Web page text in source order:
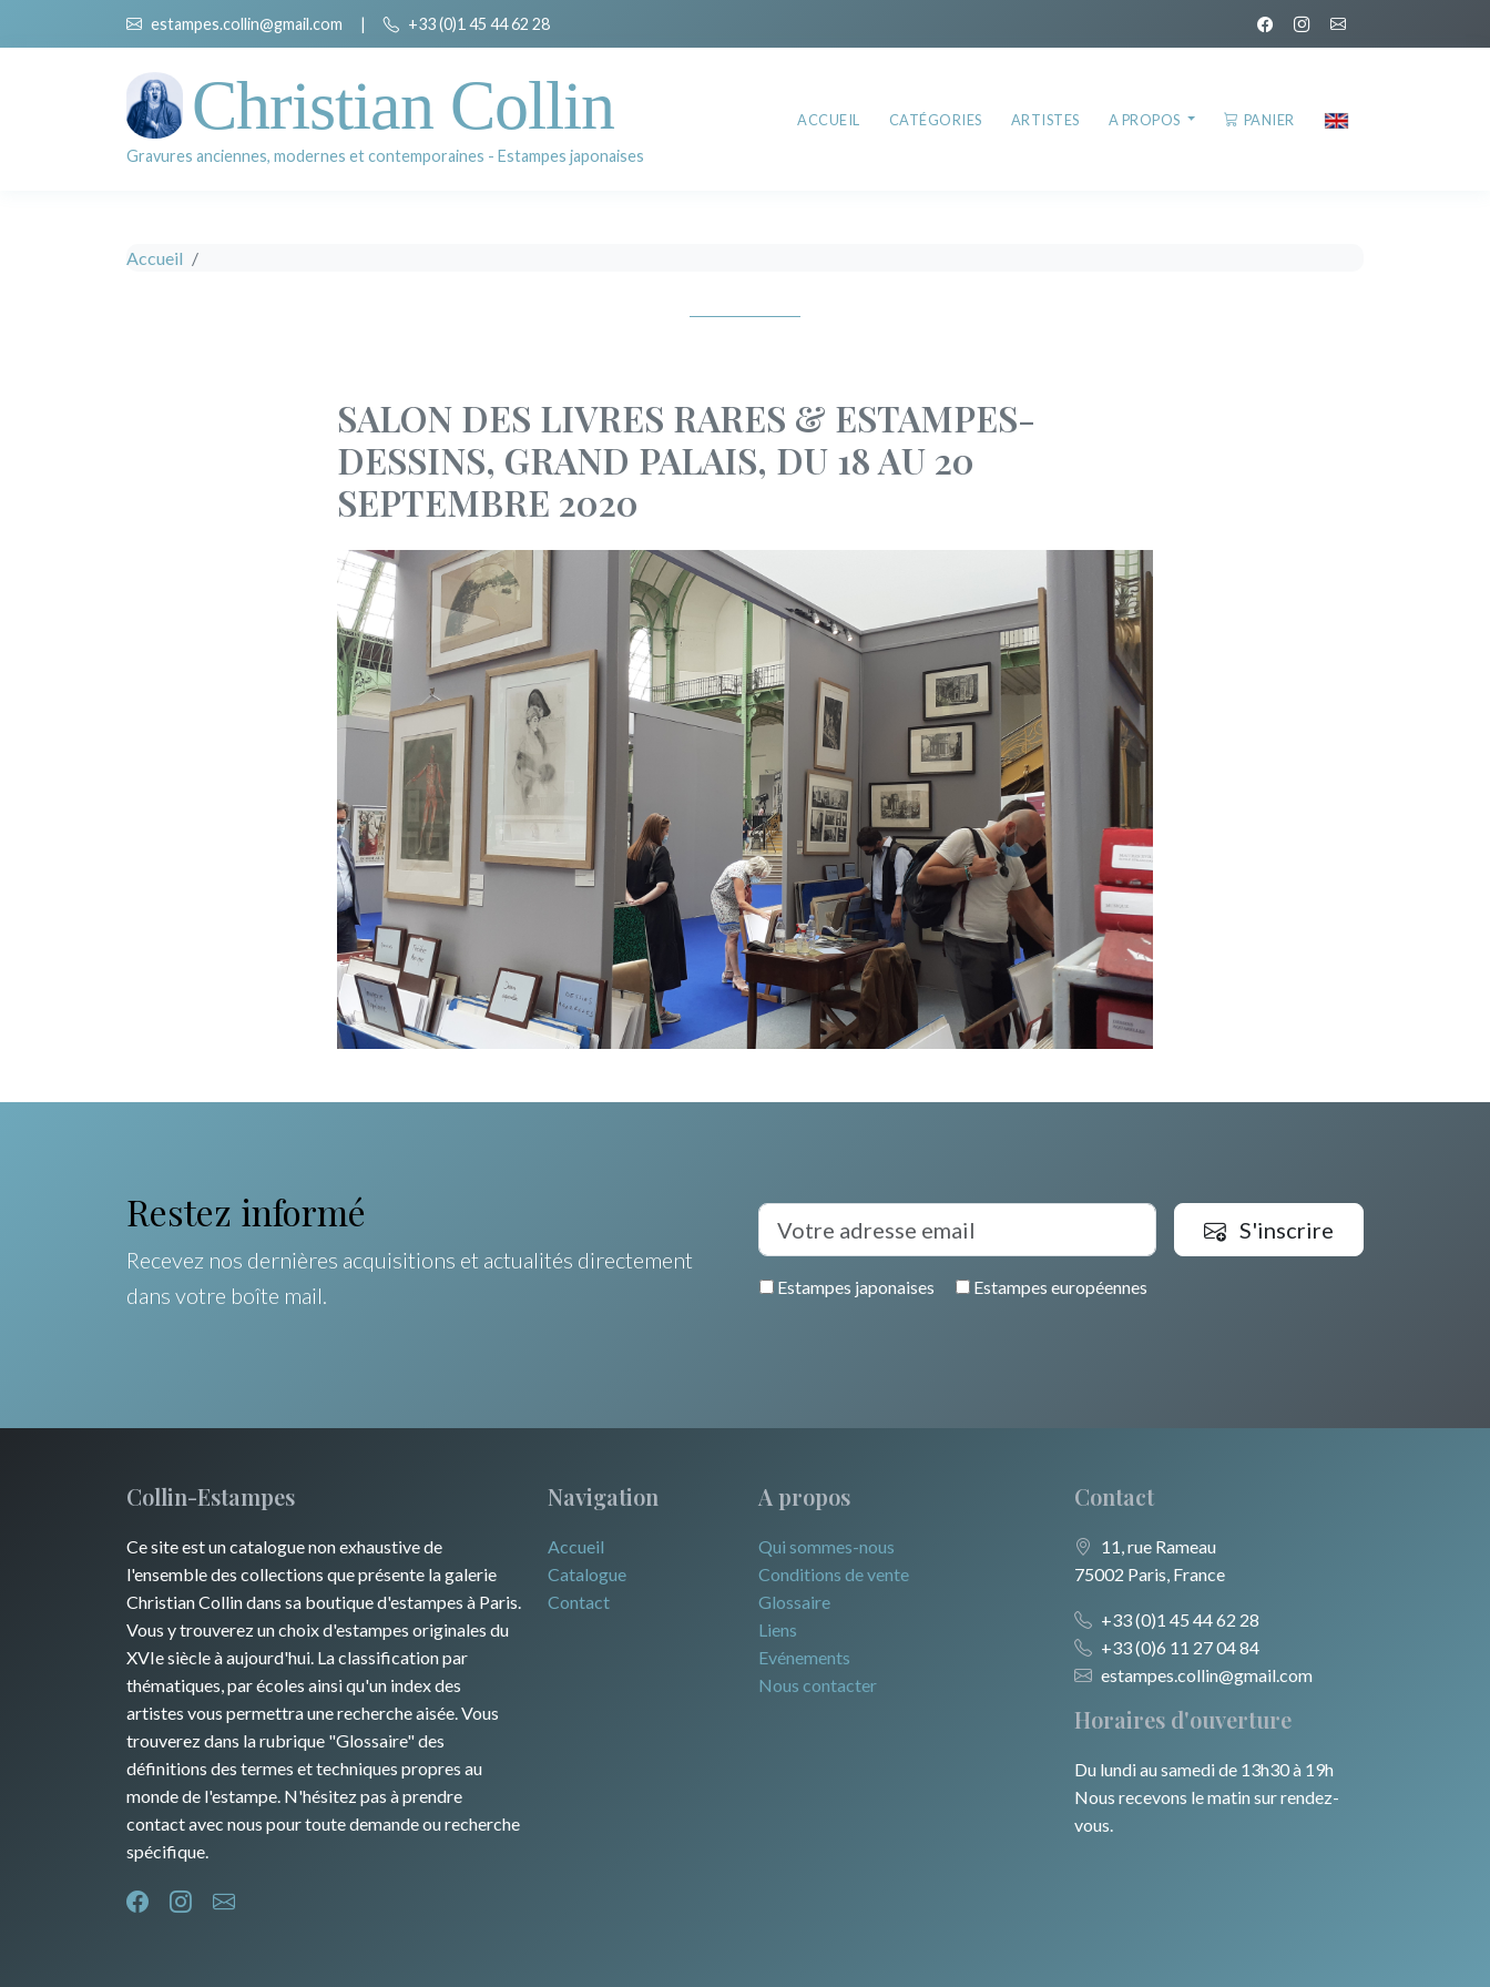
estampes.collin@gmail.com | +33 (0)1 45 44 62 28
Christian Collin
Gravures anciennes, modernes et contemporaines - Estampes japonaises
ACCUEIL CATÉGORIES ARTISTES A PROPOS PANIER
Accueil
SALON DES LIVRES RARES & ESTAMPES-
DESSINS, GRAND PALAIS, DU 18 AU 20
SEPTEMBRE 2020
Restez informé
Recevez nos dernières acquisitions et actualités directement
dans votre boîte mail.
Estampes japonaises Estampes européennes
S'inscrire
Collin-Estampes
Ce site est un catalogue non exhaustive de
l'ensemble des collections que présente la galerie
Christian Collin dans sa boutique d'estampes à Paris.
Vous y trouverez un choix d'estampes originales du
XVIe siècle à aujourd'hui. La classification par
thématiques, par écoles ainsi qu'un index des
artistes vous permettra une recherche aisée. Vous
trouverez dans la rubrique "Glossaire" des
définitions des termes et techniques propres au
monde de l'estampe. N'hésitez pas à prendre
contact avec nous pour toute demande ou recherche
spécifique.
Navigation
Accueil
Catalogue
Contact
A propos
Qui sommes-nous
Conditions de vente
Glossaire
Liens
Evénements
Nous contacter
Contact
11, rue Rameau
75002 Paris, France
+33 (0)1 45 44 62 28
+33 (0)6 11 27 04 84
estampes.collin@gmail.com
Horaires d'ouverture
Du lundi au samedi de 13h30 à 19h
Nous recevons le matin sur rendez-
vous.